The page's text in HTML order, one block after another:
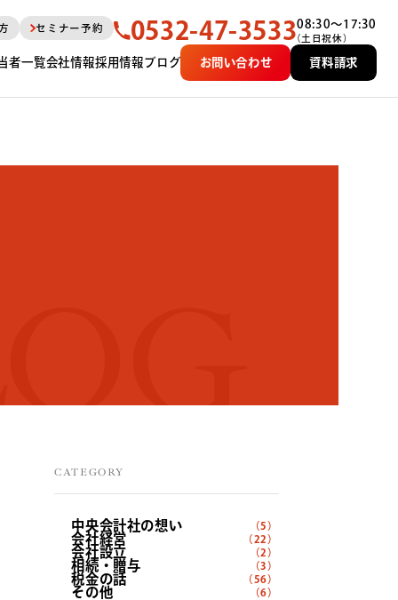
セミナー予約 0532-47-353308:30〜17:30
（土日祝休）
者一覧会社情報採用情報ブログ お問い合わせ 資料請求
CATEGORY
中央会計社の想い （5）
会社経営 （22）
会社設立 （2）
相続・贈与 （3）
税金の話 （56）
その他 （6）